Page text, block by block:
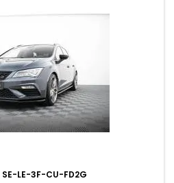
SE-LE-3F-CU-FD2G